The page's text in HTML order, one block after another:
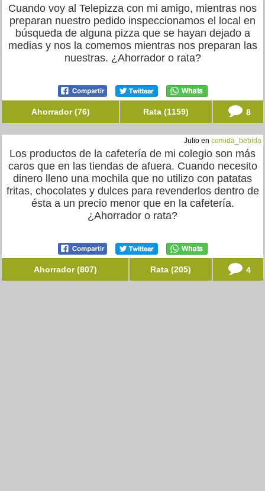
Cuando voy al Telepizza con mi amigo, mientras nos
preparan nuestro pedido inspeccionamos el local en
búsqueda de alguna pizza que se hayan dejado a
medias y nos la comemos mientras nos preparan las
nuestras. ¿Ahorrador o rata?
Ahorrador (76) Rata (1159) 8
Julio en comida_bebida
Los productos de la cafetería de mi colegio son más
caros que en las tiendas de afuera. Cuando necesito
dinero lleno una mochila que no utilizo con patatas
fritas, chocolates y dulces para revenderlos dentro de
ésta a un precio menor que en la cafetería.
¿Ahorrador o rata?
Ahorrador (807) Rata (205) 4